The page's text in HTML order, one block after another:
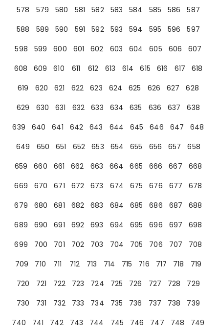
578
579 580 581 582 583 584 585 586
587
588
589 590 591 592 593 594 595 596
597
598
599 600 601 602 603 604 605 606
607
608
609 610 611 612 613 614 615 616 617
618
619
620 621 622 623 624 625 626 627
628
629
630 631 632 633 634 635 636 637
638
639
640 641 642 643 644 645 646 647
648
649
650 651 652 653 654 655 656 657
658
659
660 661 662 663 664 665 666 667
668
669
670 671 672 673 674 675 676 677
678
679
680 681 682 683 684 685 686 687
688
689
690 691 692 693 694 695 696 697
698
699
700 701 702 703 704 705 706 707
708
709
710 711 712 713 714 715 716 717 718
719
720
721 722 723 724 725 726 727 728
729
730
731 732 733 734 735 736 737 738
739
740
741 742 743 744 745 746 747 748
749